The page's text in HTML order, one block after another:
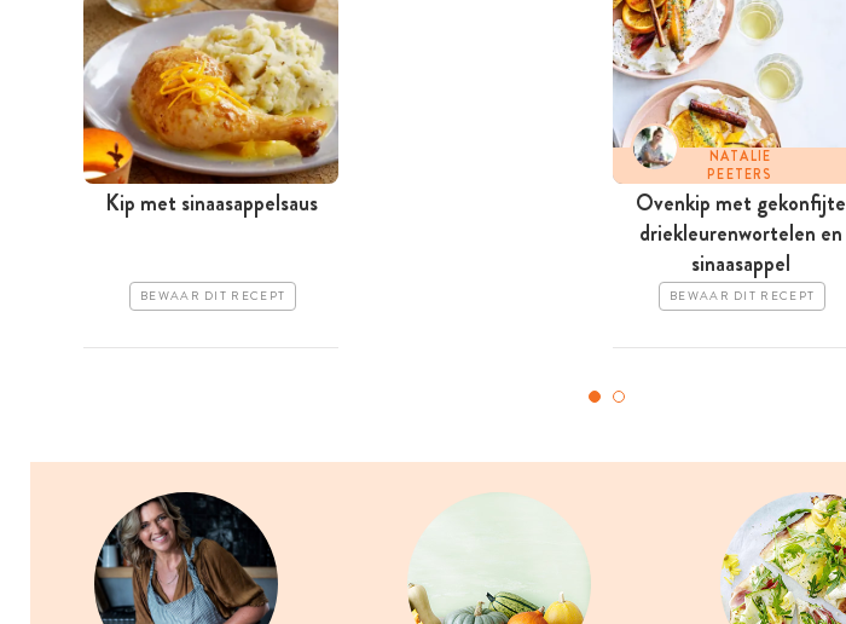
Kip met sinaasappelsaus
BEWAAR DIT RECEPT
NATALIE
PEETERS
Ovenkip met gekonfijte
driekleurenwortelen en
sinaasappel
BEWAAR DIT RECEPT